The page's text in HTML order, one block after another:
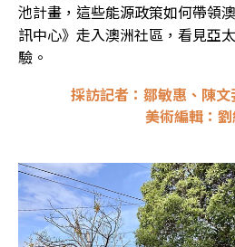
池計畫，這些能源政策如何帶領
訊中心》走入澳洲社區，看見亞
驗。
採訪記者：鄒敏惠、陳
美術編輯：